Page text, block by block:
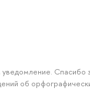
Спасибо
об